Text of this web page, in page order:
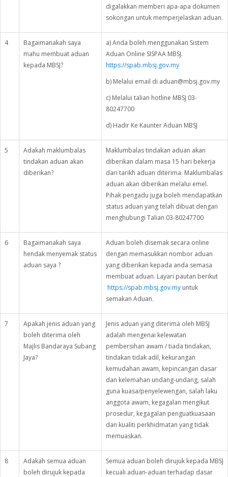
digalakkan memberi apa-apa dokumen
sokongan untuk memperjelaskan aduan.
4
Bagaimanakah saya
mahu membuat aduan
kepada MBSJ?
a) Anda boleh menggunakan Sistem
Aduan Online SISPAA MBSJ.
https://spab.mbsj.gov.my
b) Melalui email di aduan@mbsj.gov.my
c) Melalui talian hotline MBSJ 03-
80247700
d) Hadir Ke Kaunter Aduan MBSJ
5
Adakah maklumbalas
tindakan aduan akan
diberikan?
Maklumbalas tindakan aduan akan
diberikan dalam masa 15 hari bekerja
dari tarikh aduan diterima. Maklumbalas
aduan akan diberikan melalui emel.
Pihak pengadu juga boleh mendapatkan
status aduan yang telah dibuat dengan
menghubungi Talian 03-80247700
6
Bagaimanakah saya
hendak menyemak status
aduan saya ?
Aduan boleh disemak secara online
dengan memasukkan nombor aduan
yang diberikan kepada anda semasa
membuat aduan. Layari pautan berikut
https://spab.mbsj.gov.my untuk
semakan Aduan.
7
Apakah jenis aduan yang
boleh diterima oleh
Majlis Bandaraya Subang
Jaya?
Jenis aduan yang diterima oleh MBSJ
adalah mengenai kelewatan
pembersihan awam / tiada tindakan,
tindakan tidak adil, kekurangan
kemudahan awam, kepincangan dasar
dan kelemahan undang-undang, salah
guna kuasa/penyelewengan, salah laku
anggota awam, kegagalan mengikut
prosedur, kegagalan penguatkuasaan
dan kualiti perkhidmatan yang tidak
memuaskan.
8
Adakah semua aduan
boleh dirujuk kepada
Semua aduan boleh dirujuk kepada MBSJ
kecuali aduan-aduan terhadap dasar